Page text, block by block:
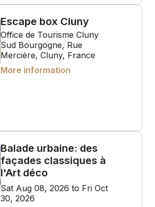
Escape box Cluny
Office de Tourisme Cluny
Sud Bourgogne, Rue
Mercière, Cluny, France
More information
Balade urbaine: des
façades classiques à
l'Art déco
Sat Aug 08, 2026 to Fri Oct
30, 2026